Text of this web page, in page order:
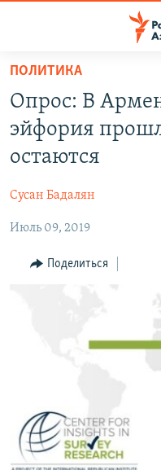
Перейти
основному
содержанию
Перейти
основной
навигации
Перейти
поиску
НОВОСТИ
ПОЛИТИКА
ЭКОНОМИКА
РЕГИОН
НАГОРНЫЙ КАРАБАХ
English
Русский
ПОЛИТИКА
Опрос: В
эйфория
остаются
Сусан Бадалян
Июль 09, 2019
Поделиться